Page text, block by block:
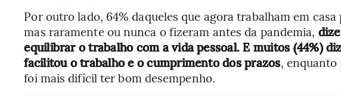
Por outro lado, 64% daqueles que agora trabalham em
mas raramente ou nunca o fizeram antes da pandemia,
equilibrar o trabalho com a vida pessoal. E muitos (44%)
facilitou o trabalho e o cumprimento dos prazos, enquanto
foi mais difícil ter bom desempenho.